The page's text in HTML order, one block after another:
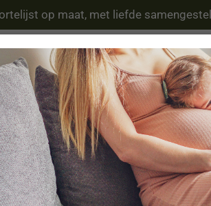
op maat, met liefde